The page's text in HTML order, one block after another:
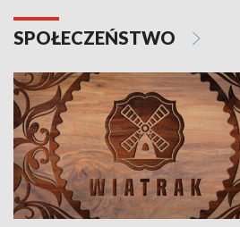
SPOŁECZEŃSTWO